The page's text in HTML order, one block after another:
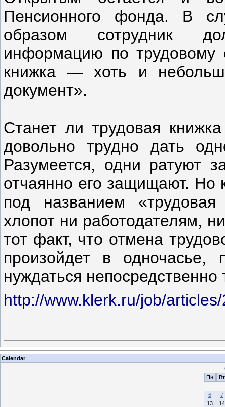
Пенсионного фонда. В
образом сотрудник
информацию по трудовому
книжка — хоть и
документ».
Станет ли трудовая
довольно трудно дать
Разумеется, одни ратуют
отчаянно его защищают. Но
под названием
хлопот ни работодателям,
тот факт, что отмена
произойдет в одночасье,
нуждаться непосредственно
http://www.klerk.ru/job/
Calendar
Пн
Вт
6
7
13
14